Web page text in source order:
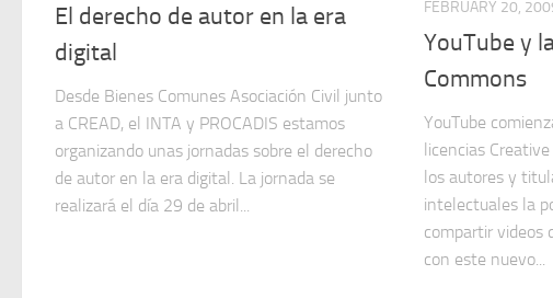
El derecho de autor en la era
digital
Desde Bienes Comunes Asociación Civil junto
a CREAD, el INTA y PROCADIS estamos
organizando unas jornadas sobre el derecho
de autor en la era digital. La jornada se
realizará el día 29 de abril...
FEBRUARY 20,
YouTube y
Commons
YouTube
licencias
los autores y
intelectuales la
compartir videos
con este nuevo...